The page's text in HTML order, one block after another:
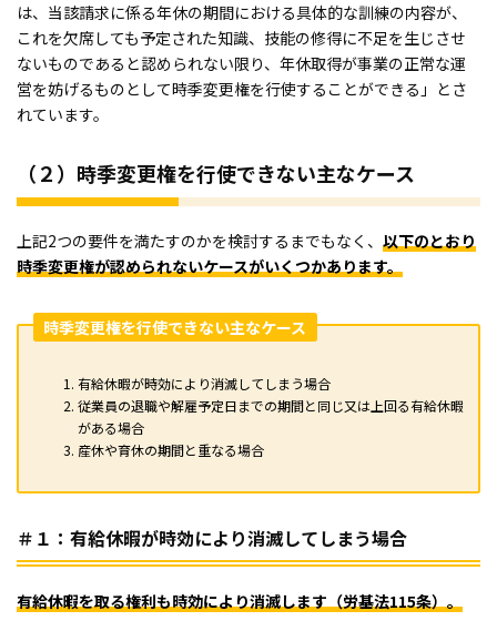
は、当該請求に係る年休の期間における具体的な訓練の内容が、
これを欠席しても予定された知識、技能の修得に不足を生じさせ
ないものであると認められない限り、年休取得が事業の正常な運
営を妨げるものとして時季変更権を行使することができる」とさ
れています。
（２）時季変更権を行使できない主なケース
上記2つの要件を満たすのかを検討するまでもなく、 以下のとおり
時季変更権が認められないケースがいくつかあります。
時季変更権を行使できない主なケース
有給休暇が時効により消滅してしまう場合
従業員の退職や解雇予定日までの期間と同じ又は上回る有給休暇
がある場合
産休や育休の期間と重なる場合
＃１：有給休暇が時効により消滅してしまう場合
有給休暇を取る権利も時効により消滅します（労基法115条）。